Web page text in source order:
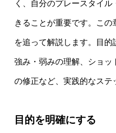
く、自分のプレースタイ
きることが重要です。こ
を追って解説します。目
強み・弱みの理解、ショッ
の修正など、実践的なステ
目的を明確にする